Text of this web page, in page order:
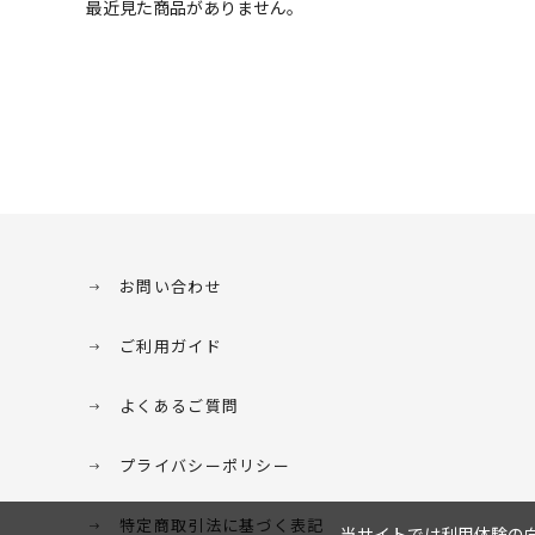
最近見た商品がありません。
お問い合わせ
ご利用ガイド
よくあるご質問
プライバシーポリシー
特定商取引法に基づく表記